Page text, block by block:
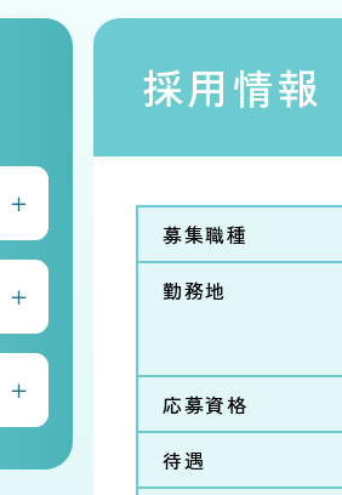
採用情報
募集職種
勤務地
応募資格
待遇